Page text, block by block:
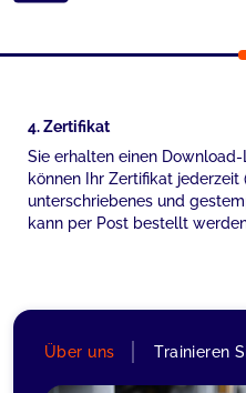
4. Zertifikat
Sie erhalten einen
können Ihr Zertifikat jederzeit
unterschriebenes und
kann per Post bestellt
Über uns Trainieren